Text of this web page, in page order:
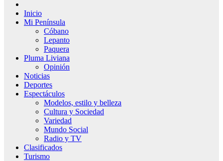
Inicio
Mi Península
Cóbano
Lepanto
Paquera
Pluma Liviana
Opinión
Noticias
Deportes
Espectáculos
Modelos, estilo y belleza
Cultura y Sociedad
Variedad
Mundo Social
Radio y TV
Clasificados
Turismo